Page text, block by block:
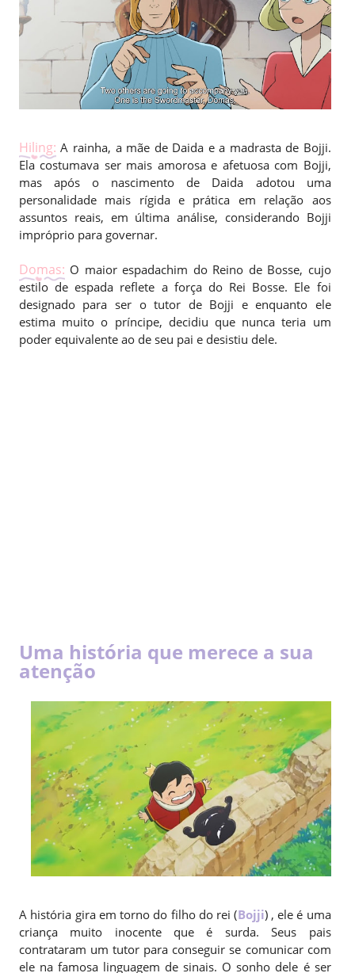
Hiling: A rainha, a mãe de Daida e a madrasta de Bojji.
Ela costumava ser mais amorosa e afetuosa com Bojji,
mas após o nascimento de Daida adotou uma
personalidade mais rígida e prática em relação aos
assuntos reais, em última análise, considerando Bojji
impróprio para governar.
Domas: O maior espadachim do Reino de Bosse, cujo
estilo de espada reflete a força do Rei Bosse. Ele foi
designado para ser o tutor de Bojji e enquanto ele
estima muito o príncipe, decidiu que nunca teria um
poder equivalente ao de seu pai e desistiu dele.
Uma história que merece a sua
atenção
A história gira em torno do filho do rei (Bojji) , ele é uma
criança muito inocente que é surda. Seus pais
contrataram um tutor para conseguir se comunicar com
ele na famosa linguagem de sinais. O sonho dele é ser